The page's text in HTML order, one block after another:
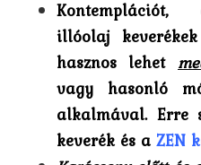
Kontemplációt,
illóolaj
hasznos lehet
vagy hasonló
alkalmával. Erre
keverék és a ZEN